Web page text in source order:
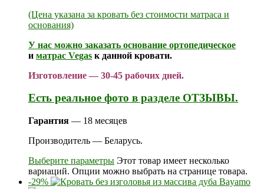
(Цена указана за кровать без стоимости матраса и
основания)
У нас можно заказать основание ортопедическое
и матрас Vegas к данной кровати.
Изготовление — 30-45 рабочих дней.
Есть реальное фото в разделе ОТЗЫВЫ.
Гарантия — 18 месяцев
Производитель — Беларусь.
Выберите параметры Этот товар имеет несколько
вариаций. Опции можно выбрать на странице товара.
-29%